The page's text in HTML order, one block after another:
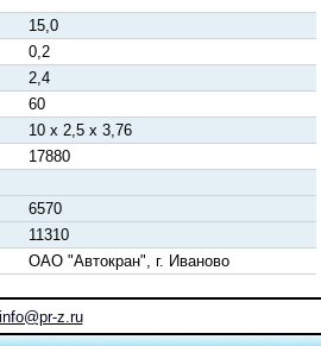
15,0
0,2
2,4
60
10 x 2,5 x 3,76
17880
6570
11310
ОАО "Автокран", г. Иваново
info@pr-z.ru